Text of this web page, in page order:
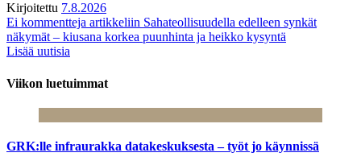
Kirjoitettu 7.8.2026
Ei kommentteja artikkeliin Sahateollisuudella edelleen synkät
näkymät – kiusana korkea puunhinta ja heikko kysyntä
Lisää uutisia
Viikon luetuimmat
GRK:lle infraurakka datakeskuksesta – työt jo käynnissä